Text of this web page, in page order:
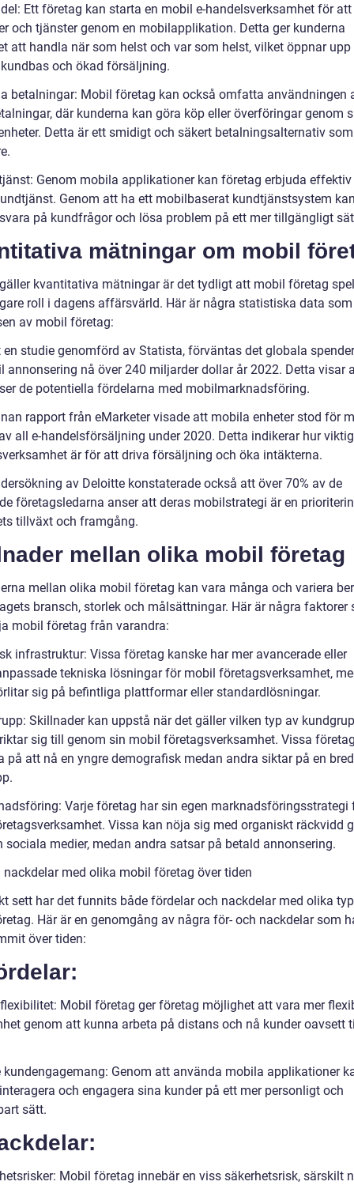
Ett företag kan starta en mobil e-handelsverksamhet för
och tjänster genom en mobilapplikation. Detta ger kunderna
att handla när som helst och var som helst, vilket öppnar upp
och ökad försäljning.
betalningar: Mobil företag kan också omfatta användningen
där kunderna kan göra köp eller överföringar genom
Detta är ett smidigt och säkert betalningsalternativ
Genom mobila applikationer kan företag erbjuda
Genom att ha ett mobilbaserat kundtjänstsystem
på kundfrågor och lösa problem på ett mer tillgängligt
mätningar om mobil
kvantitativa mätningar är det tydligt att mobil företag
roll i dagens affärsvärld. Här är några statistiska data som
av mobil företag:
en studie genomförd av Statista, förväntas det globala
annonsering nå över 240 miljarder dollar år 2022. Detta visar
de potentiella fördelarna med mobilmarknadsföring.
rapport från eMarketer visade att mobila enheter stod för
all e-handelsförsäljning under 2020. Detta indikerar hur
är för att driva försäljning och öka intäkterna.
av Deloitte konstaterade också att över 70% av de
företagsledarna anser att deras mobilstrategi är en
tillväxt och framgång.
mellan olika mobil företag
mellan olika mobil företag kan vara många och variera
bransch, storlek och målsättningar. Här är några faktorer
mobil företag från varandra:
infrastruktur: Vissa företag kanske har mer avancerade eller
tekniska lösningar för mobil företagsverksamhet,
sig på befintliga plattformar eller standardlösningar.
Skillnader kan uppstå när det gäller vilken typ av
sig till genom sin mobil företagsverksamhet. Vissa
på att nå en yngre demografisk medan andra siktar på en
Varje företag har sin egen marknadsföringsstrategi
Vissa kan nöja sig med organiskt räckvidd
sociala medier, medan andra satsar på betald annonsering.
nackdelar med olika mobil företag över tiden
sett har det funnits både fördelar och nackdelar med olika
Här är en genomgång av några för- och nackdelar som
över tiden:
Mobil företag ger företag möjlighet att vara mer
genom att kunna arbeta på distans och nå kunder oavsett
kundengagemang: Genom att använda mobila applikationer
och engagera sina kunder på ett mer personligt och
sätt.
Mobil företag innebär en viss säkerhetsrisk, särskilt